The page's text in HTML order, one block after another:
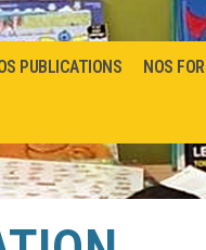
PUBLICATIONS NOS